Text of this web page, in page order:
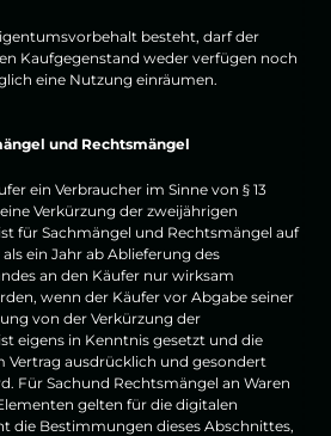
besteht, darf der
Kaufgegenstand weder verfügen noch
eine Nutzung einräumen.
und Rechtsmängel
ein Verbraucher im Sinne von § 13
Verkürzung der zweijährigen
für Sachmängel und Rechtsmängel auf
ein Jahr ab Ablieferung des
an den Käufer nur wirksam
wenn der Käufer vor Abgabe seiner
von der Verkürzung der
eigens in Kenntnis gesetzt und die
Vertrag ausdrücklich und gesondert
Für Sachund Rechtsmängel an Waren
gelten für die digitalen
die Bestimmungen dieses Abschnittes,